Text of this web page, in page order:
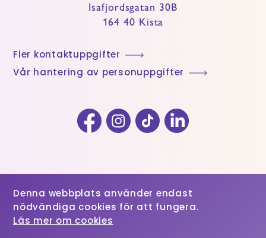
Isafjordsgatan 30B
164 40 Kista
Fler kontaktuppgifter
Vår hantering av personuppgifter
FacebookInstagramTikTok LinkedIn
Denna webbplats använder endast
nödvändiga cookies för att fungera.
Läs mer om cookies